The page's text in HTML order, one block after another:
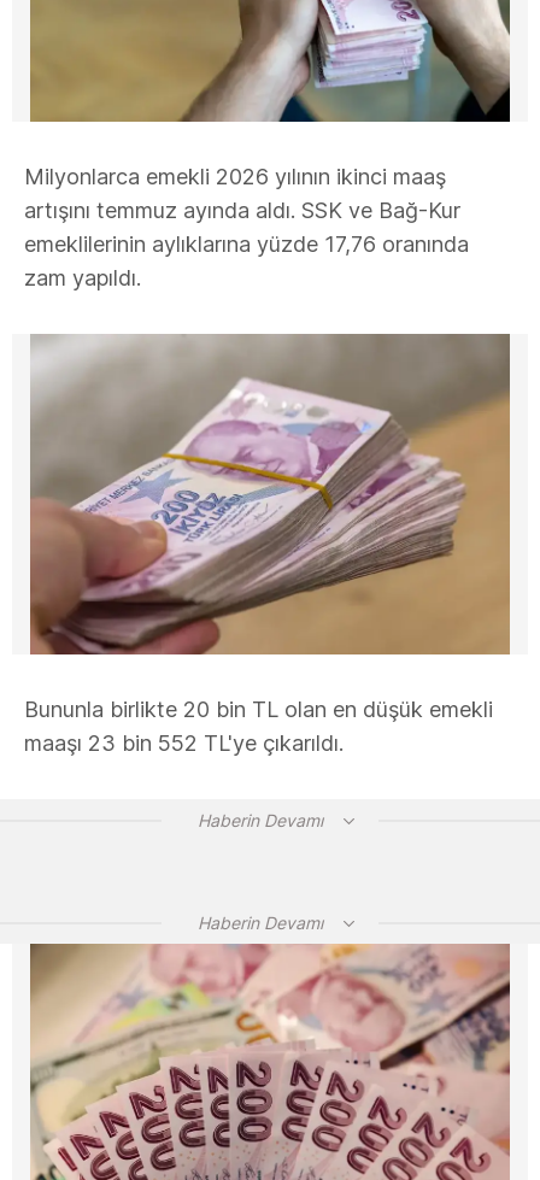
Milyonlarca emekli 2026 yılının ikinci maaş
artışını temmuz ayında aldı. SSK ve Bağ-Kur
emeklilerinin aylıklarına yüzde 17,76 oranında
zam yapıldı.
Bununla birlikte 20 bin TL olan en düşük emekli
maaşı 23 bin 552 TL'ye çıkarıldı.
Haberin Devamı
Haberin Devamı